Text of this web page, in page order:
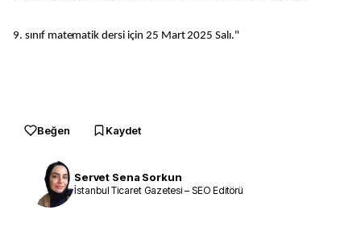
9. sınıf matematik dersi için 25 Mart 2025 Salı."
Beğen Kaydet
Servet Sena Sorkun
İstanbul Ticaret Gazetesi – SEO Editörü